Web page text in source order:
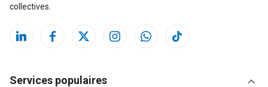
collectives.
Services populaires